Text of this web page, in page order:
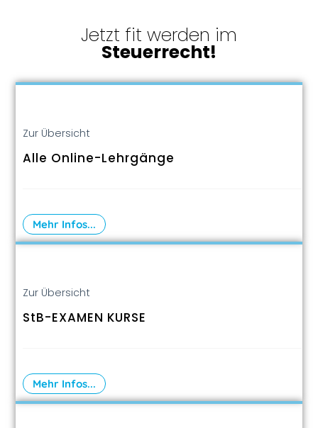
Jetzt fit werden im
Steuerrecht!
Zur Übersicht
Alle Online-Lehrgänge
Mehr Infos...
Zur Übersicht
StB-EXAMEN KURSE
Mehr Infos...